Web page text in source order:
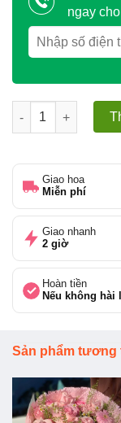
ngay
Nắng dưới chân
Giao hoa
Miễn phí
Giao nhanh
2 giờ
Hoàn tiền
Nếu không hài
Sản phẩm tương